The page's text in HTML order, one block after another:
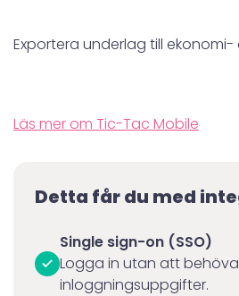
Exportera underlag till
Läs mer om Tic-Tac Mobile
Detta får du med
Single sign-on (SSO)
Logga in utan att
inloggningsuppgifter.